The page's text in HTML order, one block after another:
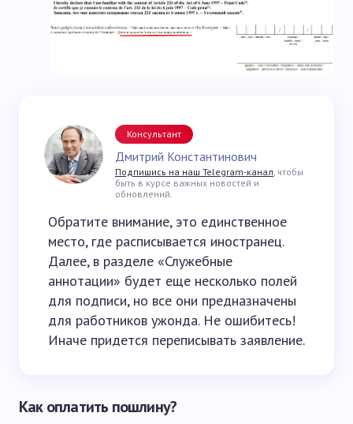
Консультант
Дмитрий Константинович
Подпишись на наш Telegram-канал , чтобы
быть в курсе важных новостей и
обновлений.
Обратите внимание, это единственное
место, где расписывается иностранец.
Далее, в разделе «Служебные
аннотации» будет еще несколько полей
для подписи, но все они предназначены
для работников ужонда. Не ошибитесь!
Иначе придется переписывать заявление.
Как оплатить пошлину?